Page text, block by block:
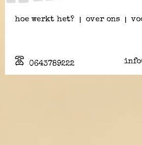
hoe werkt het? over ons
0643789222